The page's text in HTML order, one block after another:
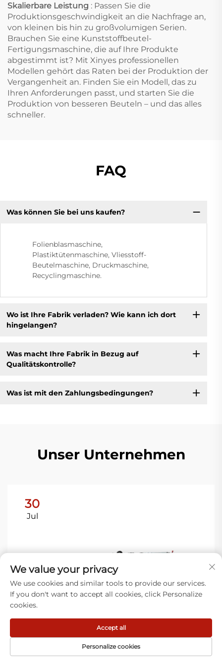
Skalierbare Leistung : Passen Sie die
Produktionsgeschwindigkeit an die Nachfrage an,
von kleinen bis hin zu großvolumigen Serien.
Brauchen Sie eine Kunststoffbeutel-
Fertigungsmaschine, die auf Ihre Produkte
abgestimmt ist? Mit Xinyes professionellen
Modellen gehört das Raten bei der Produktion der
Vergangenheit an. Finden Sie ein Modell, das zu
Ihren Anforderungen passt, und starten Sie die
Produktion von besseren Beuteln – und das alles
schneller.
FAQ
Was können Sie bei uns kaufen?
Folienblasmaschine,
Plastiktütenmaschine, Vliesstoff-
Beutelmaschine, Druckmaschine,
Recyclingmaschine.
Wo ist Ihre Fabrik verladen? Wie kann ich dort
hingelangen?
Was macht Ihre Fabrik in Bezug auf
Qualitätskontrolle?
Was ist mit den Zahlungsbedingungen?
Unser Unternehmen
30
Jul
We value your privacy
We use cookies and similar tools to provide our services.
If you don't want to accept all cookies, click Personalize
cookies.
Personalize cookies
Accept all